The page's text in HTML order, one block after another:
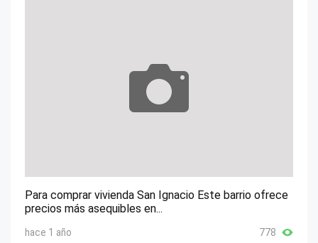
Para comprar vivienda San Ignacio Este barrio ofrece
precios más asequibles en...
hace 1 año 778